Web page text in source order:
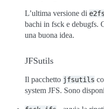
L’ultima versione di
bachi in fsck e debugfs.
una buona idea.
JFSutils
Il pacchetto jfsutils
system JFS. Sono